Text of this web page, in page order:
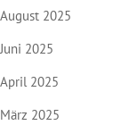
August 2025
Juni 2025
April 2025
März 2025